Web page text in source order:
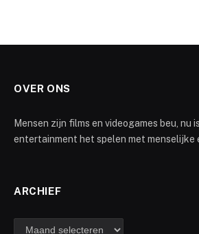
OVER ONS
Mensen zijn films en videogames beu, nu
entertainment het spelen met menselijke
ARCHIEF
Archief